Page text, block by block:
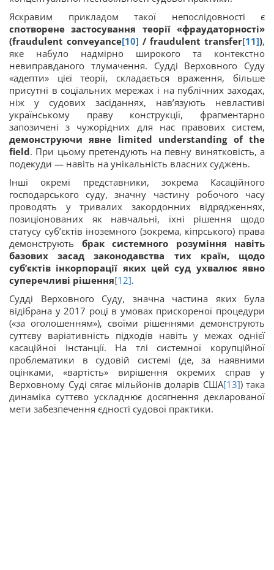
Яскравим прикладом такої непослідовності є
спотворене застосування теорії «фраудаторності»
(fraudulent conveyance[10] / fraudulent transfer[11]),
яке набуло надмірно широкого та контекстно
невиправданого тлумачення. Судді Верховного Суду
«адепти» цієї теорії, складається враження, більше
присутні в соціальних мережах і на публічних заходах,
ніж у судових засіданнях, нав’язують невластиві
українському праву конструкції, фрагментарно
запозичені з чужорідних для нас правових систем,
демонструючи явне limited understanding of the
field. При цьому претендують на певну винятковість, а
подекуди — навіть на унікальність власних суджень.
Інші окремі представники, зокрема Касаційного
господарського суду, значну частину робочого часу
проводять у тривалих закордонних відрядженнях,
позиціонованих як навчальні, їхні рішення щодо
статусу суб’єктів іноземного (зокрема, кіпрського) права
демонструють брак системного розуміння навіть
базових засад законодавства тих країн, щодо
суб’єктів інкорпорації яких цей суд ухвалює явно
суперечливі рішення[12].
Судді Верховного Суду, значна частина яких була
відібрана у 2017 році в умовах прискореної процедури
(«за оголошенням»), своїми рішеннями демонструють
суттєву варіативність підходів навіть у межах однієї
касаційної інстанції. На тлі системної корупційної
проблематики в судовій системі (де, за наявними
оцінками, «вартість» вирішення окремих справ у
Верховному Суді сягає мільйонів доларів США[13]) така
динаміка суттєво ускладнює досягнення декларованої
мети забезпечення єдності судової практики.